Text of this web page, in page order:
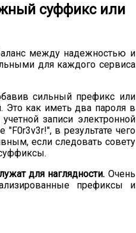
суффикс или
между надежностью и
для каждого сервиса
сильный префикс или
Это как иметь два пароля в
записи электронной
в результате чего
если следовать совету
для наглядности. Очень
префиксы и